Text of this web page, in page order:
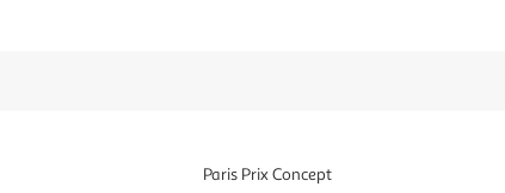
Paris Prix Concept